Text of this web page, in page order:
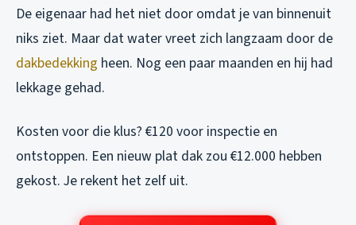
De eigenaar had het niet door omdat je van binnenuit
niks ziet. Maar dat water vreet zich langzaam door de
dakbedekking heen. Nog een paar maanden en hij had
lekkage gehad.
Kosten voor die klus? €120 voor inspectie en
ontstoppen. Een nieuw plat dak zou €12.000 hebben
gekost. Je rekent het zelf uit.